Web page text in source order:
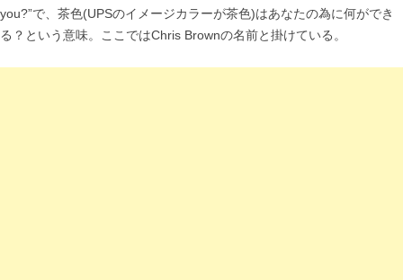
you?”で、茶色(UPSのイメージカラーが茶色)はあなたの為に何ができ
る？という意味。ここではChris Brownの名前と掛けている。